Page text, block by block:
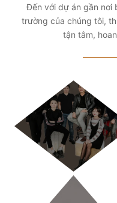
Đến với dự án gần nơi
trường của chúng tôi,
tận tâm,